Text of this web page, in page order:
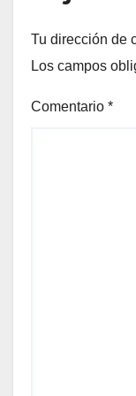
Tu dirección de
Los campos
Comentario *